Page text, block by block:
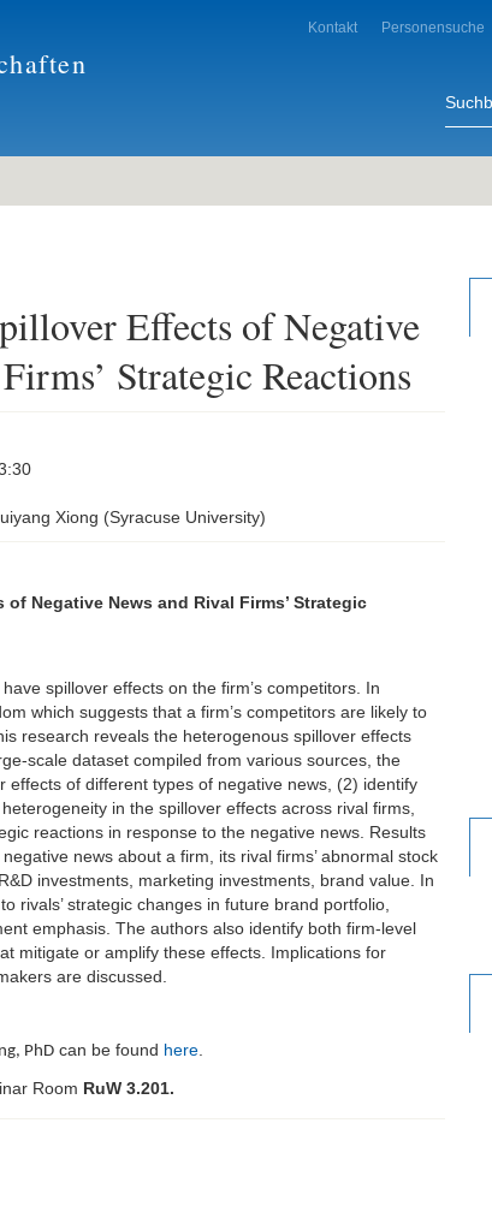
Kontakt Personensuche
Effects of Negative
Strategic Reactions
Xiong (Syracuse University)
Negative News and Rival Firms’ Strategic
spillover effects on the firm’s competitors. In
which suggests that a firm’s competitors are likely to
research reveals the heterogenous spillover effects
scale dataset compiled from various sources, the
effects of different types of negative news, (2) identify
in the spillover effects across rival firms,
reactions in response to the negative news. Results
news about a firm, its rival firms’ abnormal stock
investments, marketing investments, brand value. In
rivals’ strategic changes in future brand portfolio,
emphasis. The authors also identify both firm-level
mitigate or amplify these effects. Implications for
are discussed.
PhD can be found here
Room RuW 3.201.